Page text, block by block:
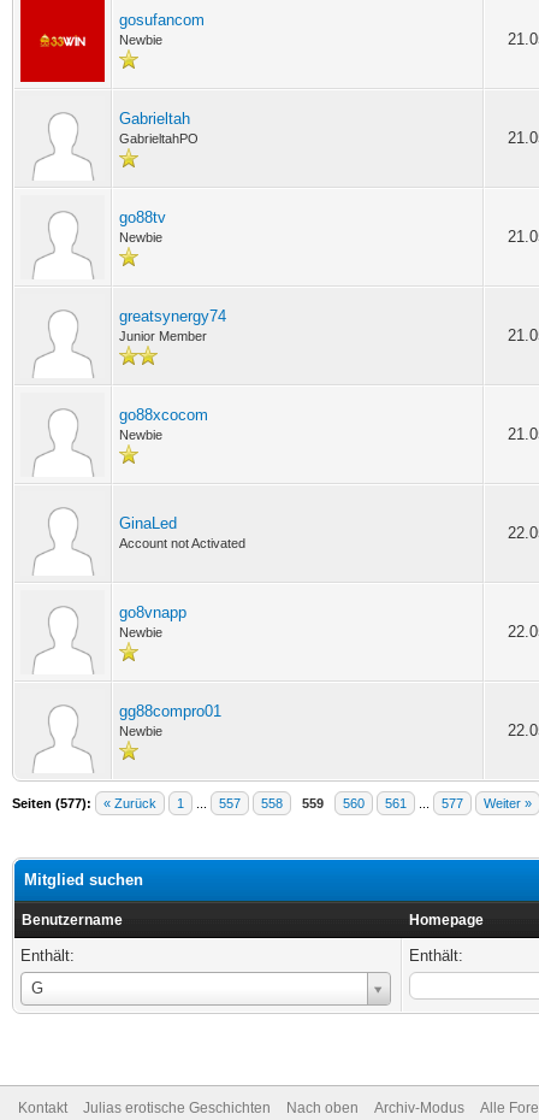
gosufancom
Newbie
Gabrieltah
GabrieltahPO
go88tv
Newbie
greatsynergy74
Junior Member
go88xcocom
Newbie
GinaLed
Account not Activated
go8vnapp
Newbie
gg88compro01
Newbie
Seiten (577): « Zurück 1 557 558 559 560 561 577 Weiter »
Mitglied suchen
Benutzername Homepage
Enthält:
G
Benutzername
Enthält:
Kontakt Julias erotische Geschichten Nach oben Archiv-Modus Alle